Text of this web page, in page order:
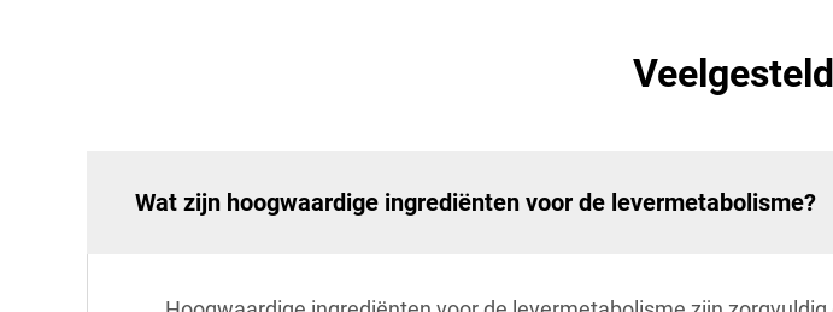
Wat zijn hoogwaardige ingrediënten voor de levermetabolisme?